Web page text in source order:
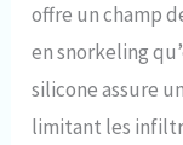
Le masque de
MER peut
plongée. Le
latérale
offre un champ
en snorkeling
silicone assure
limitant les